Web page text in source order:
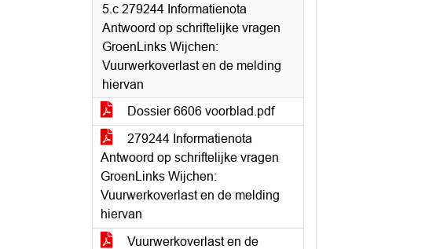
5.c 279244 Informatienota
Antwoord op schriftelijke vragen
GroenLinks Wijchen:
Vuurwerkoverlast en de melding
hiervan
Dossier 6606 voorblad.pdf
279244 Informatienota
Antwoord op schriftelijke vragen
GroenLinks Wijchen:
Vuurwerkoverlast en de melding
hiervan
Vuurwerkoverlast en de